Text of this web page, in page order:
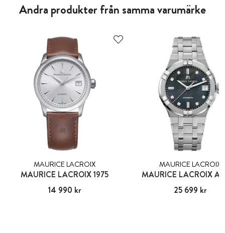
Andra produkter från samma varumärke
MAURICE LACROIX
MAURICE LACROIX 1975
Pris: 14 990 kr
14 990 kr
MAURICE LACROIX
MAURICE LACROIX
Pris:25 699 kr
25 699 kr